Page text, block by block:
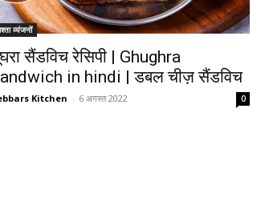
व्यंजनों
सैंडविच रेसिपी | Ghughra
in hindi | डबल चीज़ सैंडविच
Kitchen - 6 अगस्त 2022 0